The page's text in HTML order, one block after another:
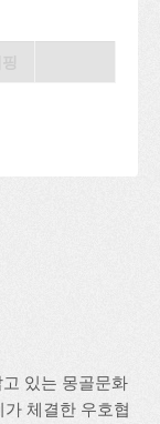
있는 몽골문화
체결한 우호협